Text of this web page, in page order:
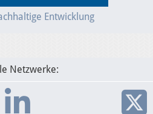
Entwicklung
Netzwerke: